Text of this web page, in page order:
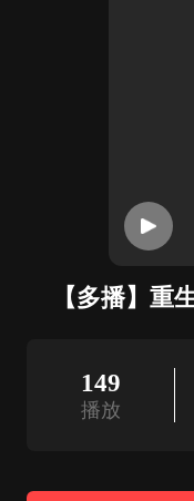
【多播】重
149
播放